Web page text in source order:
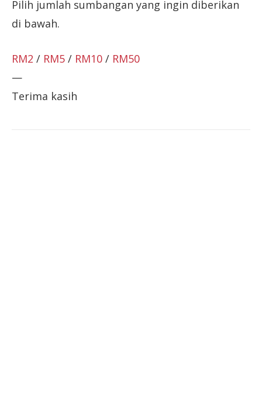
Pilih jumlah sumbangan yang ingin diberikan
di bawah.
RM2 / RM5 / RM10 / RM50
—
Terima kasih